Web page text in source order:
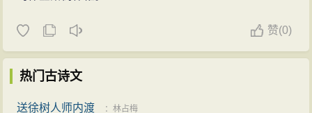
赞(0)
热门古诗文
送徐树人师内渡 ：林占梅